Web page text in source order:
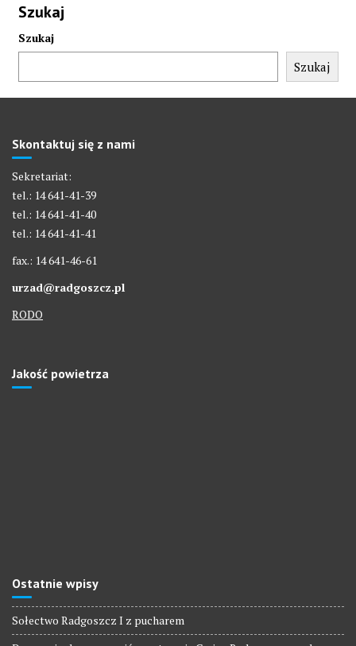
Szukaj
Szukaj
Szukaj
Skontaktuj się z nami
Sekretariat:
tel.: 14 641-41-39
tel.: 14 641-41-40
tel.: 14 641-41-41
fax.: 14 641-46-61
urzad@radgoszcz.pl
RODO
Jakość powietrza
Ostatnie wpisy
Sołectwo Radgoszcz I z pucharem